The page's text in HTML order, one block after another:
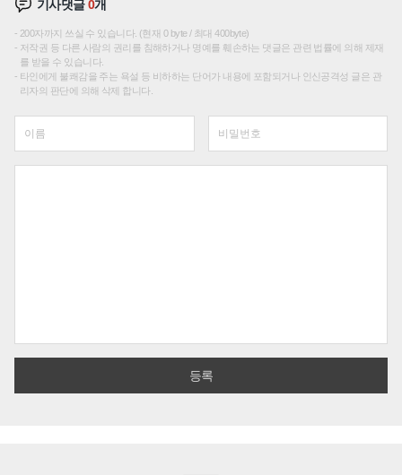
기사댓글0개
200자까지 쓰실 수 있습니다. (현재 0 byte / 최대 400byte)
저작권 등 다른 사람의 권리를 침해하거나 명예를 훼손하는 댓글은 관련 법률에 의해 제재
를 받을 수 있습니다.
타인에게 불쾌감을 주는 욕설 등 비하하는 단어가 내용에 포함되거나 인신공격성 글은 관
리자의 판단에 의해 삭제 합니다.